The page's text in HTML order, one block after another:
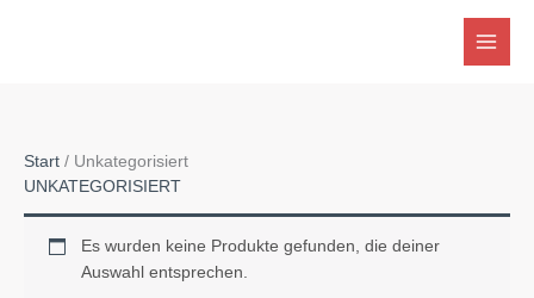
Start / Unkategorisiert
UNKATEGORISIERT
Es wurden keine Produkte gefunden, die deiner
Auswahl entsprechen.